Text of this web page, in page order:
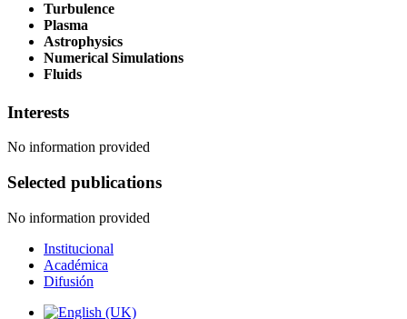
Turbulence
Plasma
Astrophysics
Numerical Simulations
Fluids
Interests
No information provided
Selected publications
No information provided
Institucional
Académica
Difusión